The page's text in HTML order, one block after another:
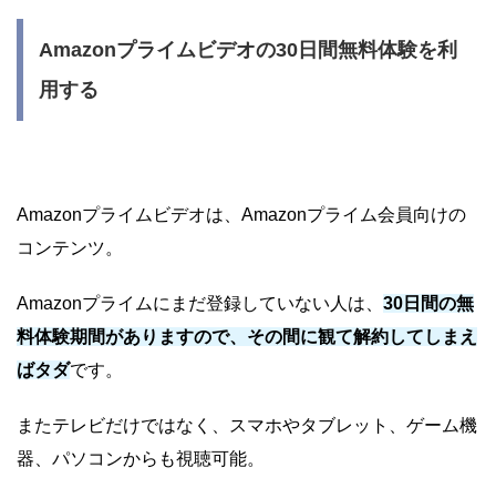
Amazonプライムビデオの30日間無料体験を利
用する
Amazonプライムビデオは、Amazonプライム会員向けの
コンテンツ。
Amazonプライムにまだ登録していない人は、 30日間の無
料体験期間がありますので、その間に観て解約してしまえ
ばタダです。
またテレビだけではなく、スマホやタブレット、ゲーム機
器、パソコンからも視聴可能。